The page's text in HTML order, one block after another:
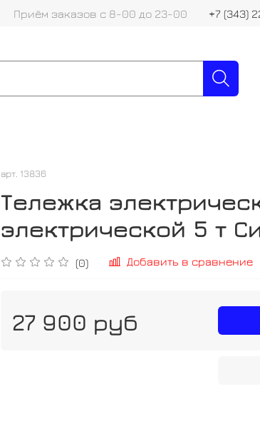
Приём заказов с 8-00 до 23-00 +7 (343)
арт. 13836
Тележка
электрической 5 т
(0) Добавить в сравнение
27 900 руб